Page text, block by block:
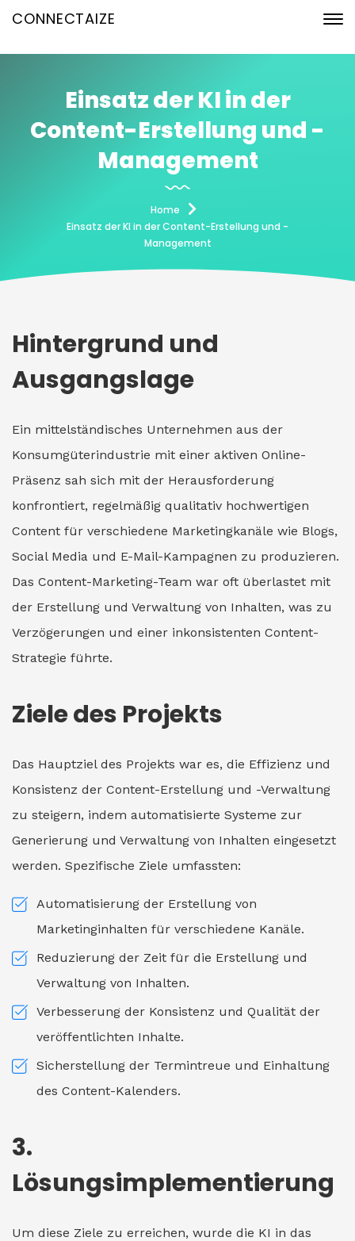
CONNECTAIZE
Einsatz der KI in der
Content-Erstellung und -
Management
Home
Einsatz der KI in der Content-Erstellung und -
Management
Hintergrund und
Ausgangslage
Ein mittelständisches Unternehmen aus der
Konsumgüterindustrie mit einer aktiven Online-
Präsenz sah sich mit der Herausforderung
konfrontiert, regelmäßig qualitativ hochwertigen
Content für verschiedene Marketingkanäle wie Blogs,
Social Media und E-Mail-Kampagnen zu produzieren.
Das Content-Marketing-Team war oft überlastet mit
der Erstellung und Verwaltung von Inhalten, was zu
Verzögerungen und einer inkonsistenten Content-
Strategie führte.
Ziele des Projekts
Das Hauptziel des Projekts war es, die Effizienz und
Konsistenz der Content-Erstellung und -Verwaltung
zu steigern, indem automatisierte Systeme zur
Generierung und Verwaltung von Inhalten eingesetzt
werden. Spezifische Ziele umfassten:
Automatisierung der Erstellung von
Marketinginhalten für verschiedene Kanäle.
Reduzierung der Zeit für die Erstellung und
Verwaltung von Inhalten.
Verbesserung der Konsistenz und Qualität der
veröffentlichten Inhalte.
Sicherstellung der Termintreue und Einhaltung
des Content-Kalenders.
3.
Lösungsimplementierung
Um diese Ziele zu erreichen, wurde die KI in das